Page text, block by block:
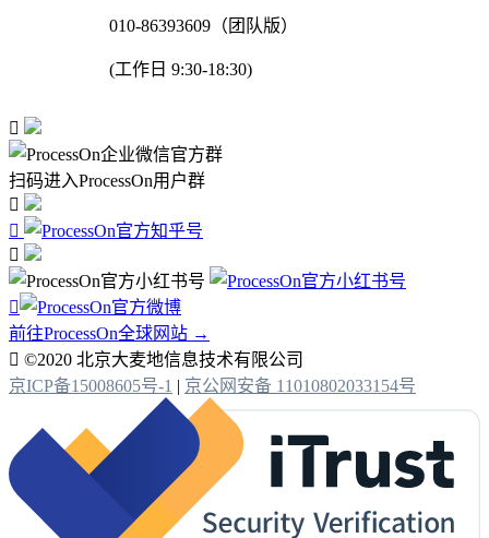
010-86393609（团队版）
(工作日 9:30-18:30)

扫码进入ProcessOn用户群




前往ProcessOn全球网站 →
 ©2020 北京大麦地信息技术有限公司
京ICP备15008605号-1 | 京公网安备 11010802033154号